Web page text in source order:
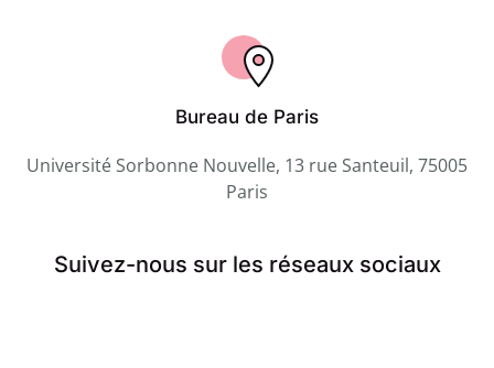
Bureau de Paris
Université Sorbonne Nouvelle, 13 rue Santeuil, 75005
Paris
Suivez-nous sur les réseaux sociaux